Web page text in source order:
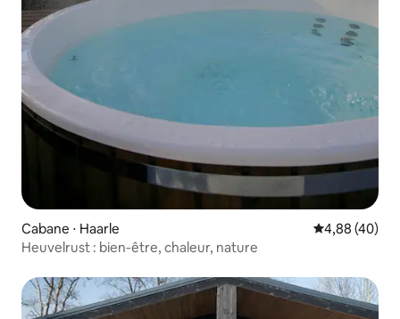
Cabane ⋅ Haarle Évaluation
4,88 (40)
Heuvelrust : bien-être, chaleur, nature